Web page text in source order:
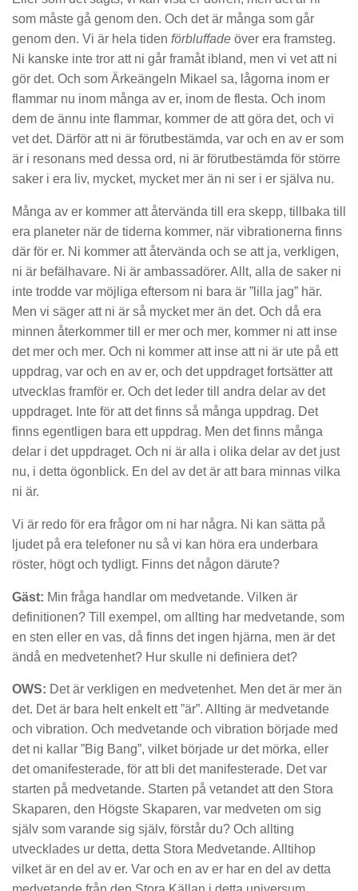
som måste gå genom den. Och det är många som går
genom den. Vi är hela tiden förbluffade över era framsteg.
Ni kanske inte tror att ni går framåt ibland, men vi vet att ni
gör det. Och som Ärkeängeln Mikael sa, lågorna inom er
flammar nu inom många av er, inom de flesta. Och inom
dem de ännu inte flammar, kommer de att göra det, och vi
vet det. Därför att ni är förutbestämda, var och en av er som
är i resonans med dessa ord, ni är förutbestämda för större
saker i era liv, mycket, mycket mer än ni ser i er själva nu.
Många av er kommer att återvända till era skepp, tillbaka till
era planeter när de tiderna kommer, när vibrationerna finns
där för er. Ni kommer att återvända och se att ja, verkligen,
ni är befälhavare. Ni är ambassadörer. Allt, alla de saker ni
inte trodde var möjliga eftersom ni bara är ”lilla jag” här.
Men vi säger att ni är så mycket mer än det. Och då era
minnen återkommer till er mer och mer, kommer ni att inse
det mer och mer. Och ni kommer att inse att ni är ute på ett
uppdrag, var och en av er, och det uppdraget fortsätter att
utvecklas framför er. Och det leder till andra delar av det
uppdraget. Inte för att det finns så många uppdrag. Det
finns egentligen bara ett uppdrag. Men det finns många
delar i det uppdraget. Och ni är alla i olika delar av det just
nu, i detta ögonblick. En del av det är att bara minnas vilka
ni är.
Vi är redo för era frågor om ni har några. Ni kan sätta på
ljudet på era telefoner nu så vi kan höra era underbara
röster, högt och tydligt. Finns det någon därute?
Gäst: Min fråga handlar om medvetande. Vilken är
definitionen? Till exempel, om allting har medvetande, som
en sten eller en vas, då finns det ingen hjärna, men är det
ändå en medvetenhet? Hur skulle ni definiera det?
OWS: Det är verkligen en medvetenhet. Men det är mer än
det. Det är bara helt enkelt ett ”är”. Allting är medvetande
och vibration. Och medvetande och vibration började med
det ni kallar ”Big Bang”, vilket började ur det mörka, eller
det omanifesterade, för att bli det manifesterade. Det var
starten på medvetande. Starten på vetandet att den Stora
Skaparen, den Högste Skaparen, var medveten om sig
själv som varande sig själv, förstår du? Och allting
utvecklades ur detta, detta Stora Medvetande. Alltihop
vilket är en del av er. Var och en av er har en del av detta